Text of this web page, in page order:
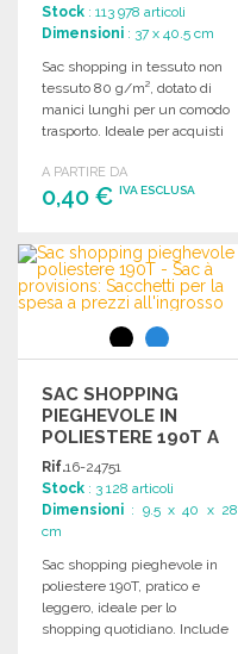
Stock : 113 978 articoli
Dimensioni : 37 x 40.5 cm
Sac shopping in tessuto non
tessuto 80 g/m², dotato di
manici lunghi per un comodo
trasporto. Ideale per acquisti
A PARTIRE DA
0,40 € IVA ESCLUSA
ORDINARE
Richiedi un preventivo
SAC SHOPPING
PIEGHEVOLE IN
POLIESTERE 190T A
PREZZI
ALL'INGROSSO
Rif.16-24751
Stock : 3 128 articoli
Dimensioni : 9.5 x 40 x 28
cm
Sac shopping pieghevole in
poliestere 190T, pratico e
leggero, ideale per lo
shopping quotidiano. Include